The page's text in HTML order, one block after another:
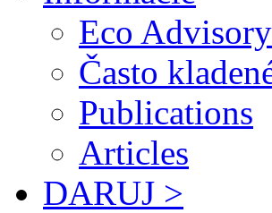
Eco
Často
Publications
Articles
DARUJ >